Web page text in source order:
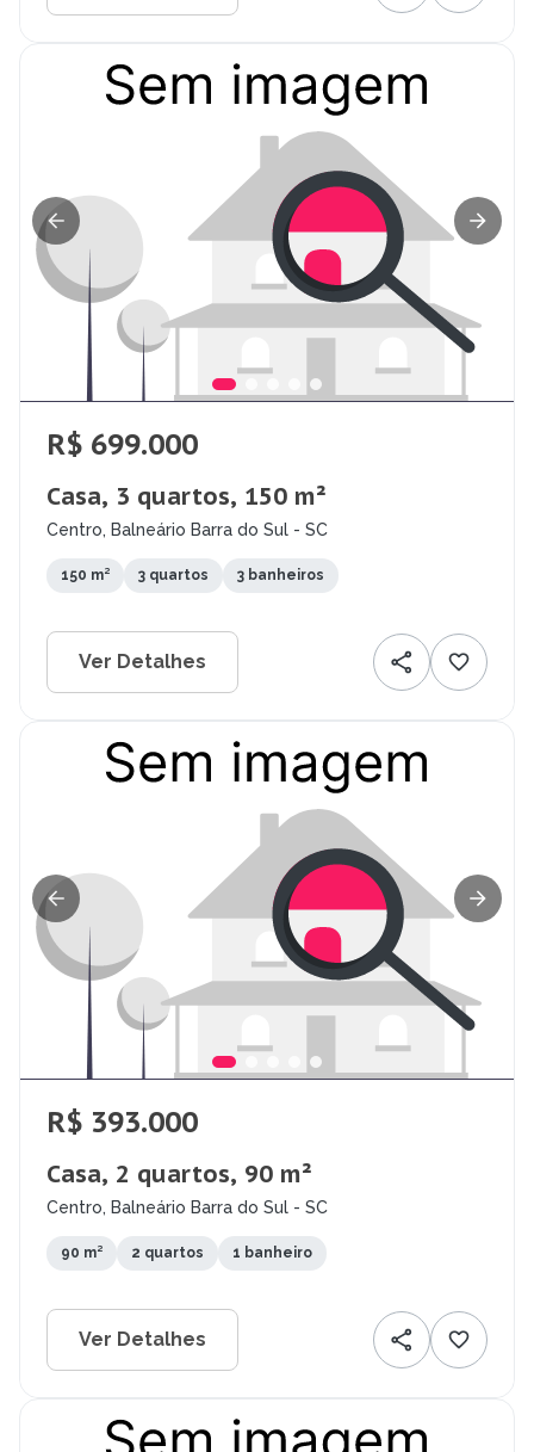
R$ 699.000
Casa, 3 quartos, 150 m²
Centro, Balneário Barra do Sul - SC
150 m² 3 quartos 3 banheiros
Ver Detalhes
R$ 393.000
Casa, 2 quartos, 90 m²
Centro, Balneário Barra do Sul - SC
90 m² 2 quartos 1 banheiro
Ver Detalhes